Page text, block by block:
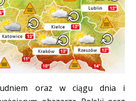
oraz w ciągu dnia i